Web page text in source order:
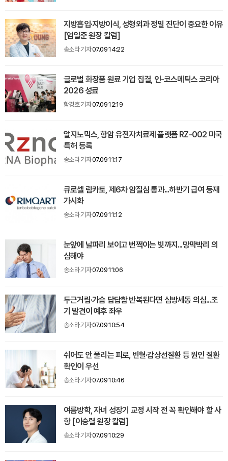
지방흡입·지방이식, 성형외과 정밀 진단이 중요한 이유
[엄일준 원장 칼럼]
송소라 기자07.09 14:22
글로벌 화장품 원료 기업 집결, 인-코스메틱스 코리아
2026 성료
함경호 기자07.09 12:19
알지노믹스, 항암 유전자치료제 플랫폼 RZ-002 미국
특허 등록
송소라 기자07.09 11:17
큐로셀 림카토, 제6차 암질심 통과...하반기 급여 등재
가시화
송소라 기자07.09 11:12
눈앞에 날파리 보이고 번쩍이는 빛까지...망막박리 의
심해야
송소라 기자07.09 11:06
두근거림·가슴 답답함 반복된다면 심방세동 의심...조
기 발견이 예후 좌우
송소라 기자07.09 10:54
쉬어도 안 풀리는 피로, 빈혈·갑상선질환 등 원인 질환
확인이 우선
송소라 기자07.09 10:46
여름방학, 자녀 성장기 교정 시작 전 꼭 확인해야 할 사
항 [이승렬 원장 칼럼]
송소라 기자07.09 10:29